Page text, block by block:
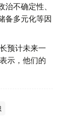
不确定性、
备多元化等因
预计未来一
示，他们的